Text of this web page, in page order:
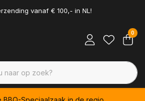
vanaf € 100,- in NL!
0